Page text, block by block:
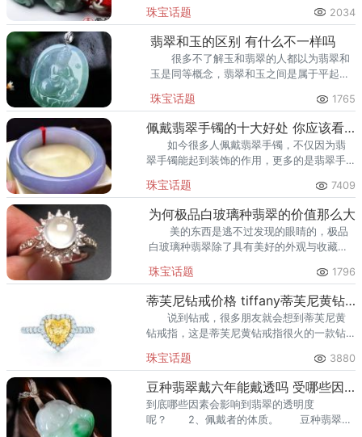
己，翡翠本身也是彰显华贵的象征。
珠宝话题 2034
翡翠和玉的区别 有什么不一样吗
很多不了解玉和翡翠的人都以为翡翠和
玉是同等概念，翡翠和玉之间是属于平起平
编就来详细的说下翡翠和玉的区别，翡翠和
玉有什么不一样。
珠宝话题 1765
佩戴翡翠手镯的十大好处 你应该看看
如今很多人佩戴翡翠手镯，不仅因为翡
翠手镯能起到装饰的作用，更多的是翡翠手
镯是有很多好处的，你知道有哪些好处吗？
珠宝话题 7409
为何极品白玻璃种翡翠的价值那么大
美的东西是逃不过发现的眼睛的，极品
白玻璃种翡翠除了具有美好的外观与收藏价
意。 美的事物大家都喜爱，珍宝更是难
求一件。
珠宝话题 1796
蒂芙尼钻戒价格 tiffany蒂芙尼黄钻戒指多少钱
说到钻戒，很多朋友就会想到蒂芙尼黄
钻戒指，这是蒂芙尼黄钻戒指很火的一款钻
并且经典。那么现在蒂芙尼钻戒贵不贵呢？
珠宝话题 3880
豆种翡翠戴六年能戴透吗 受哪些因素影响
到底哪些因素会影响到翡翠的透明度
呢？ 2、佩戴者的体质。 豆种翡翠戴